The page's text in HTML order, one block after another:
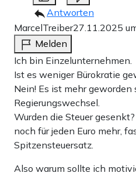
Antworten
MarcelTreiber27.11.2025
Melden
Ich bin Einzelunternehmen.
Ist es weniger Bürokratie
Nein! Es ist mehr geworden
Regierungswechsel.
Wurden die Steuer
noch für jeden Euro mehr,
Spitzensteuersatz.
Also warum sollte ich